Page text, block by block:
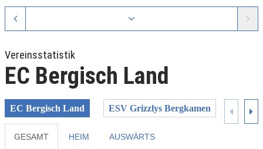
Vereinsstatistik
EC Bergisch Land
EC Bergisch Land ESV Grizzlys Bergkamen
GESAMT HEIM AUSWÄRTS